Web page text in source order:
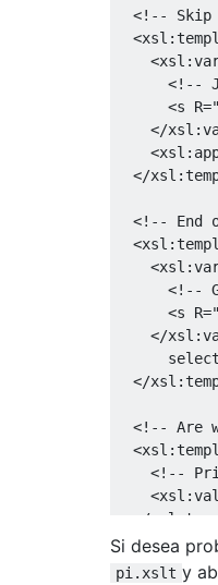
<!-- Skip
<!--
<s
</
</
<!-- End
<!--
<s
</
</
<!-- Are
<!--
</
<!--
Si desea
pi.xslt y